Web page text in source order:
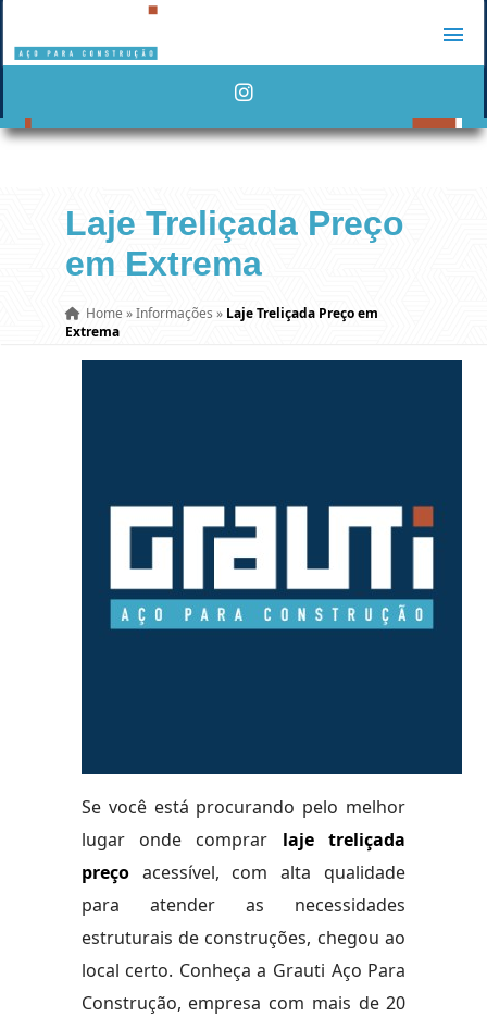
Laje Treliçada Preço
em Extrema
Home »Informações » Laje Treliçada Preço em
Extrema
Se você está procurando pelo melhor
lugar onde comprar laje treliçada
preçoacessível, com alta qualidade
para atender as necessidades
estruturais de construções, chegou ao
local certo. Conheça a Grauti Aço Para
Construção, empresa com mais de 20